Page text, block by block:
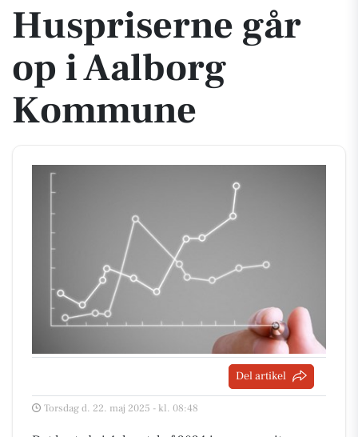
Huspriserne går
op i Aalborg
Kommune
Del artikel
Torsdag d. 22. maj 2025 - kl. 08:48